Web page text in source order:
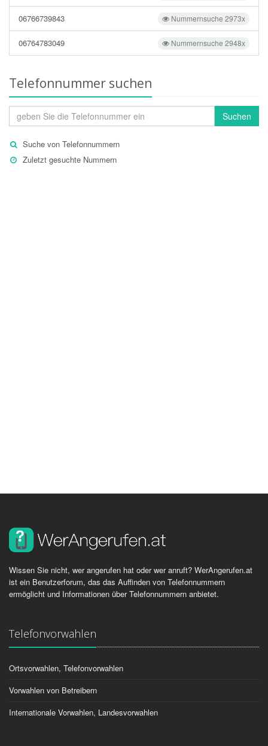
Nummernsuche 2973x
06766739843
Nummernsuche 2948x
06764783049
Telefonnummer suchen
Suchen
Suche von Telefonnummern
Zuletzt gesuchte Nummern
Wissen Sie nicht, wer angerufen hat oder wer anruft? WerAngerufen.at
ist ein Benutzerforum, das das Auffinden von Telefonnummern
ermöglicht und Informationen über Telefonnummern anbietet.
Telefonvorwahlen
Ortsvorwahlen, Telefonvorwahlen
Vorwahlen von Betreibern
Internationale Vorwahlen, Landesvorwahlen